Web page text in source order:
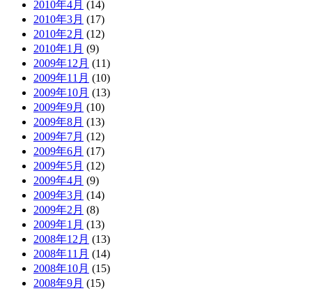
2010年4月 (14)
2010年3月 (17)
2010年2月 (12)
2010年1月 (9)
2009年12月 (11)
2009年11月 (10)
2009年10月 (13)
2009年9月 (10)
2009年8月 (13)
2009年7月 (12)
2009年6月 (17)
2009年5月 (12)
2009年4月 (9)
2009年3月 (14)
2009年2月 (8)
2009年1月 (13)
2008年12月 (13)
2008年11月 (14)
2008年10月 (15)
2008年9月 (15)